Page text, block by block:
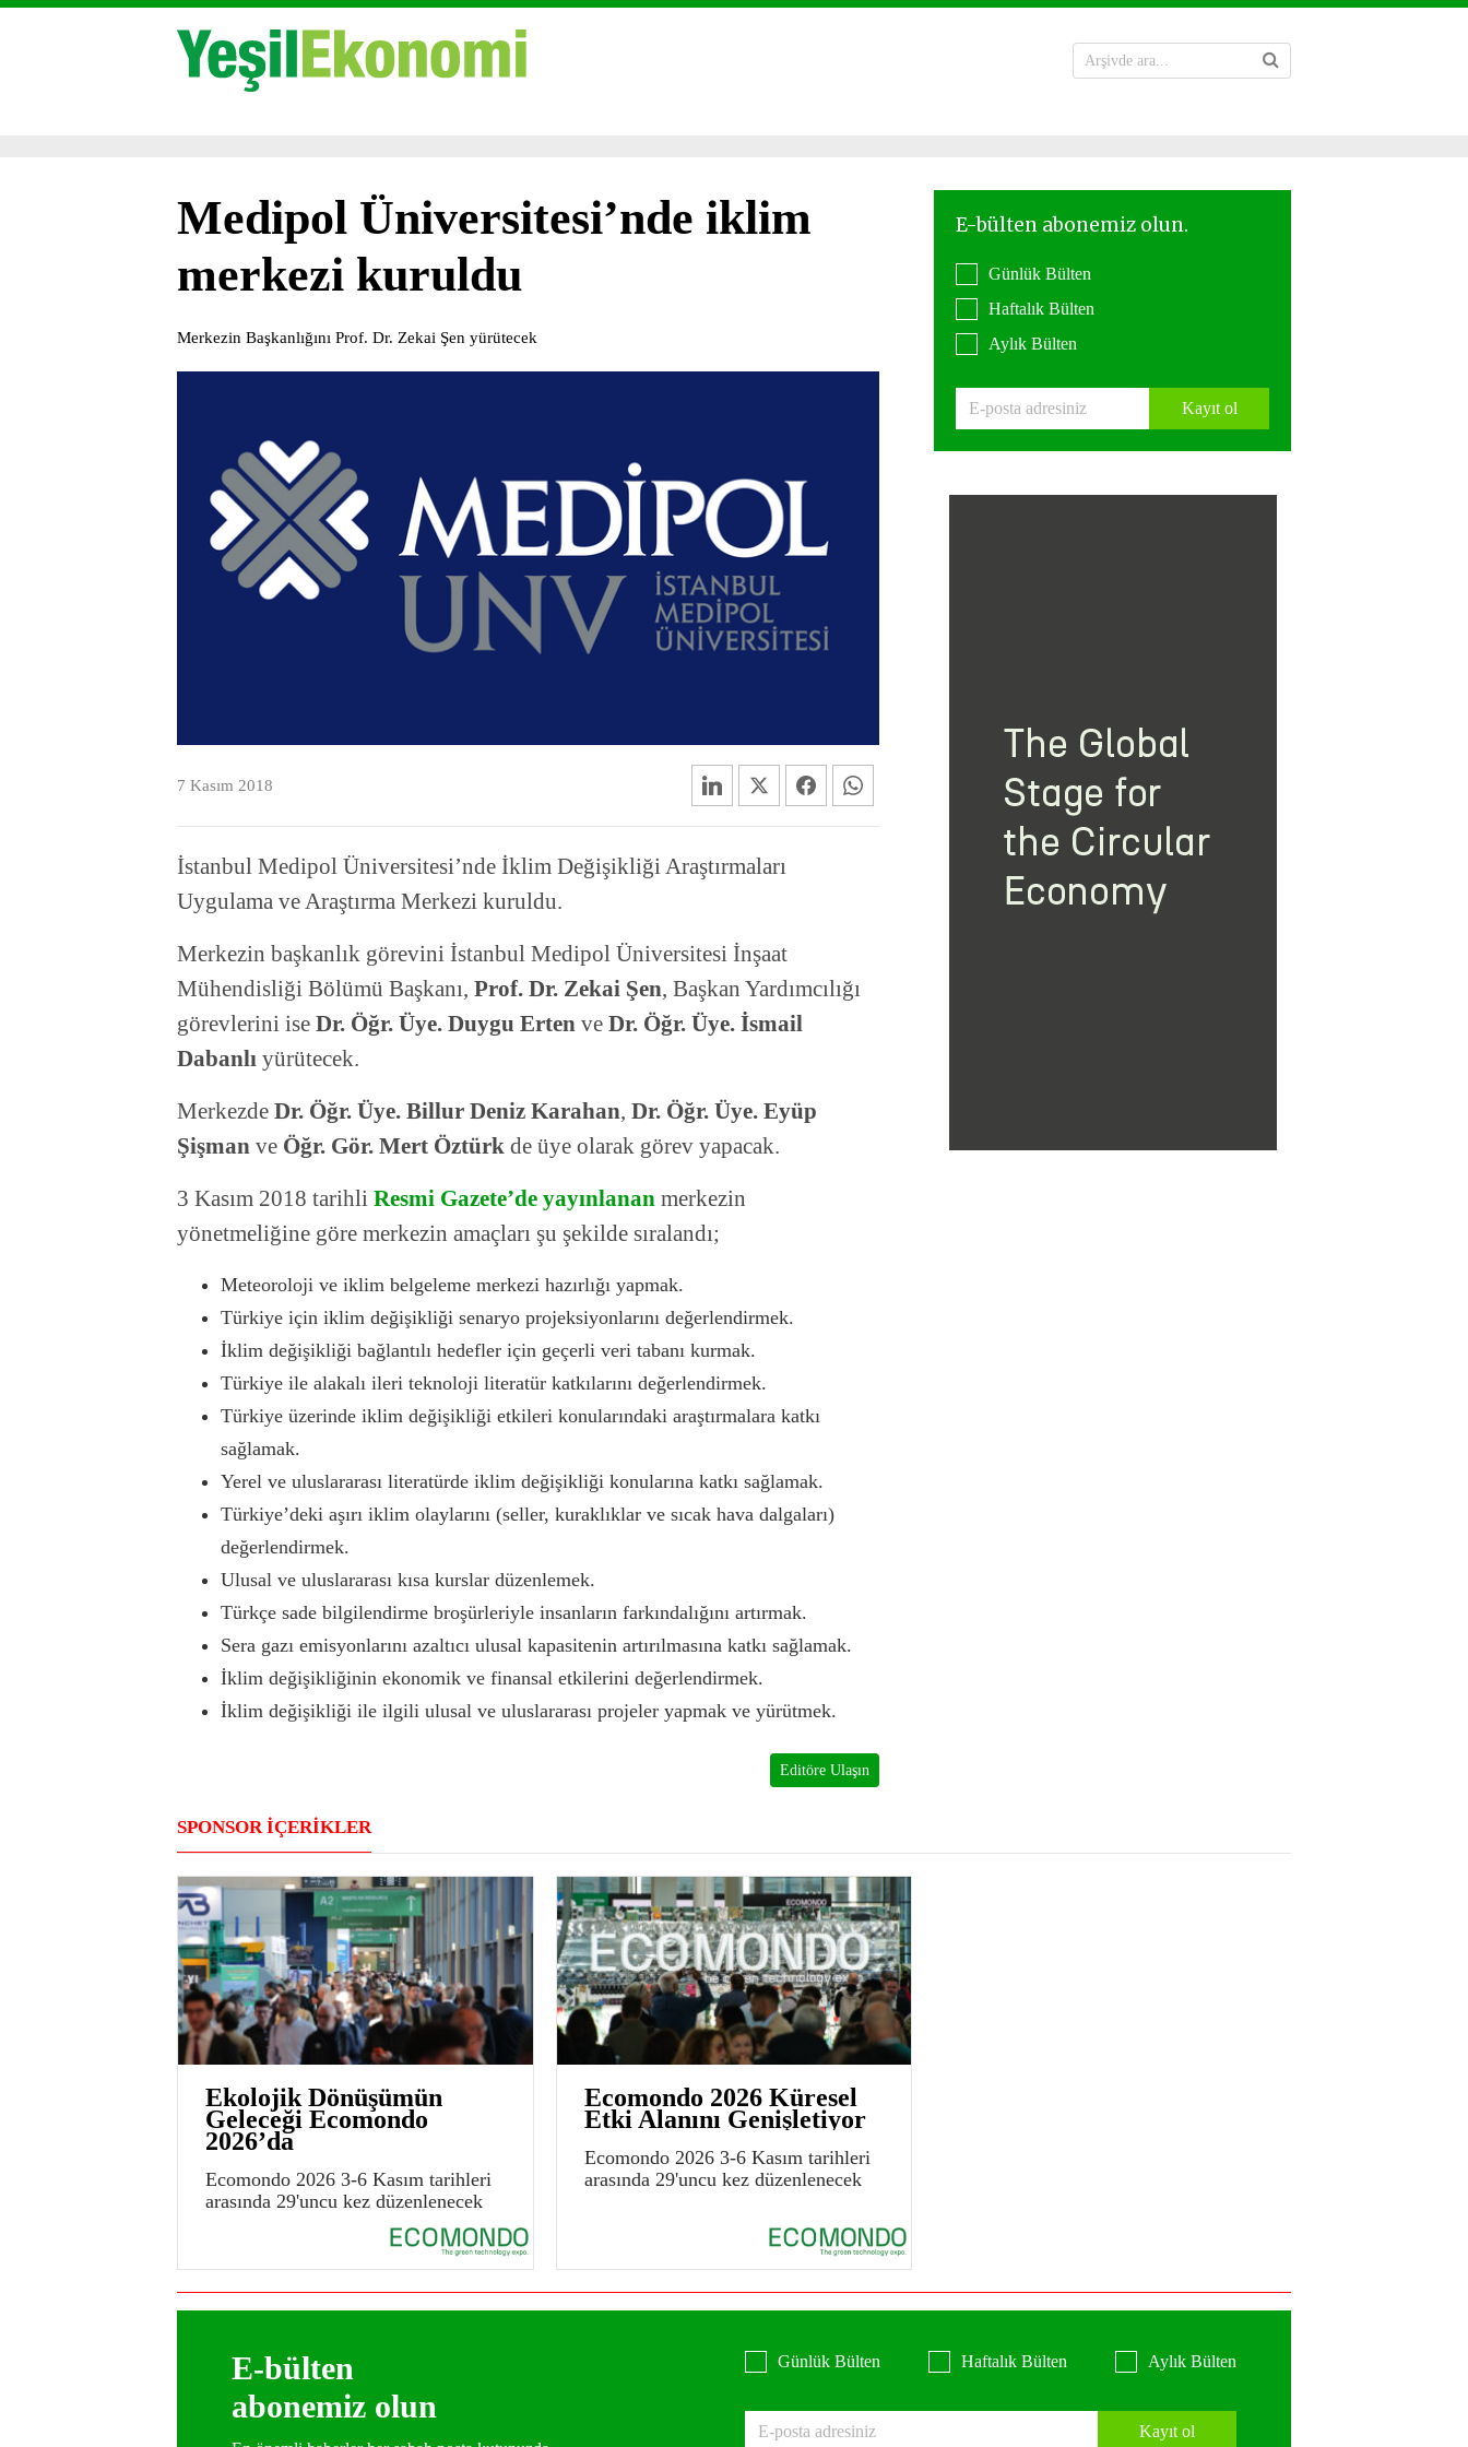
Medipol Üniversitesi’nde iklim
merkezi kuruldu
Merkezin Başkanlığını Prof. Dr. Zekai Şen yürütecek
7 Kasım 2018
İstanbul Medipol Üniversitesi’nde İklim Değişikliği Araştırmaları
Uygulama ve Araştırma Merkezi kuruldu.
Merkezin başkanlık görevini İstanbul Medipol Üniversitesi İnşaat
Mühendisliği Bölümü Başkanı, Prof. Dr. Zekai Şen, Başkan Yardımcılığı
görevlerini ise Dr. Öğr. Üye. Duygu Erten ve Dr. Öğr. Üye. İsmail
Dabanlı yürütecek.
Merkezde Dr. Öğr. Üye. Billur Deniz Karahan, Dr. Öğr. Üye. Eyüp
Şişman ve Öğr. Gör. Mert Öztürk de üye olarak görev yapacak.
3 Kasım 2018 tarihli Resmi Gazete’de yayınlanan merkezin
yönetmeliğine göre merkezin amaçları şu şekilde sıralandı;
Meteoroloji ve iklim belgeleme merkezi hazırlığı yapmak.
Türkiye için iklim değişikliği senaryo projeksiyonlarını değerlendirmek.
İklim değişikliği bağlantılı hedefler için geçerli veri tabanı kurmak.
Türkiye ile alakalı ileri teknoloji literatür katkılarını değerlendirmek.
Türkiye üzerinde iklim değişikliği etkileri konularındaki araştırmalara katkı
sağlamak.
Yerel ve uluslararası literatürde iklim değişikliği konularına katkı sağlamak.
Türkiye’deki aşırı iklim olaylarını (seller, kuraklıklar ve sıcak hava dalgaları)
değerlendirmek.
Ulusal ve uluslararası kısa kurslar düzenlemek.
Türkçe sade bilgilendirme broşürleriyle insanların farkındalığını artırmak.
Sera gazı emisyonlarını azaltıcı ulusal kapasitenin artırılmasına katkı sağlamak.
İklim değişikliğinin ekonomik ve finansal etkilerini değerlendirmek.
İklim değişikliği ile ilgili ulusal ve uluslararası projeler yapmak ve yürütmek.
Editöre Ulaşın
Günlük Bülten
Haftalık Bülten
Aylık Bülten
Kayıt ol
SPONSOR İÇERİKLER
Ekolojik Dönüşümün
Geleceği Ecomondo
2026’da
Ecomondo 2026 3-6 Kasım tarihleri
arasında 29'uncu kez düzenlenecek
Ecomondo 2026 Küresel
Etki Alanını Genişletiyor
Ecomondo 2026 3-6 Kasım tarihleri
arasında 29'uncu kez düzenlenecek
E-bülten
abonemiz olun
Günlük Bülten Haftalık Bülten Aylık Bülten
Kayıt ol